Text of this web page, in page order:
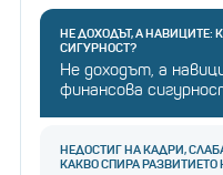
НЕ ДОХОДЪТ, А
СИГУРНОСТ?
Не доходът, а
финансова
НЕДОСТИГ НА КАДРИ,
КАКВО СПИРА